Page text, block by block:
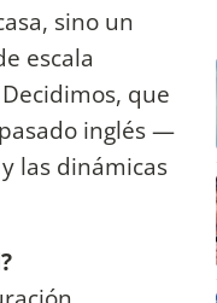
sino un
escala
que
inglés —
las dinámicas